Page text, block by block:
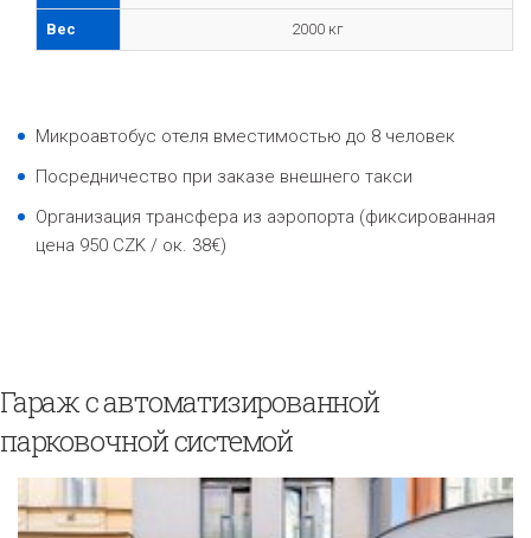
Вес 2000 кг
Микроавтобус отеля вместимостью до 8 человек
Посредничество при заказе внешнего такси
Организация трансфера из аэропорта (фиксированная
цена 950 CZK / ок. 38€)
Гараж с автоматизированной
парковочной системой